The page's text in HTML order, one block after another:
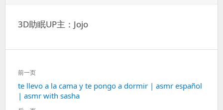
网
3D助眠UP主：Jojo
文
章
导
航
前一页
上
一
篇：
te llevo a la cama y te pongo a dormir | asmr español
| asmr with sasha